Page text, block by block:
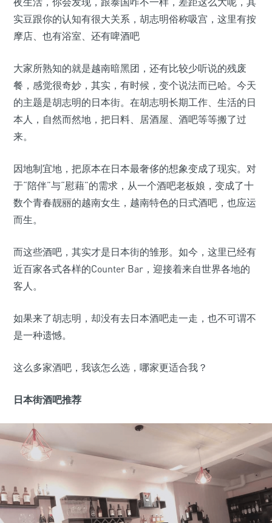
实豆跟你的认知有很大关系，胡志明俗称吸宫，这里有按
摩店、也有浴室、还有啤酒吧
大家所熟知的就是越南暗黑团，还有比较少听说的残废
餐，感觉很奇妙，其实，有时候，变个说法而已哈。今天
的主题是胡志明的日本街。在胡志明长期工作、生活的日
本人，自然而然地，把日料、居酒屋、酒吧等等搬了过
来。
因地制宜地，把原本在日本最奢侈的想象变成了现实。对
于“陪伴”与“慰藉”的需求，从一个酒吧老板娘，变成了十
数个青春靓丽的越南女生，越南特色的日式酒吧，也应运
而生。
而这些酒吧，其实才是日本街的雏形。如今，这里已经有
近百家各式各样的Counter Bar，迎接着来自世界各地的
客人。
如果来了胡志明，却没有去日本酒吧走一走，也不可谓不
是一种遗憾。
这么多家酒吧，我该怎么选，哪家更适合我？
日本街酒吧推荐